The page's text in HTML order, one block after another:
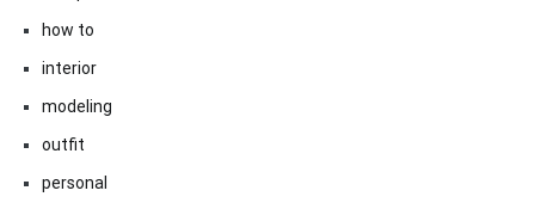
how to
interior
modeling
outfit
personal